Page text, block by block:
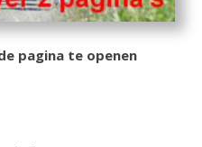
pagina te openen